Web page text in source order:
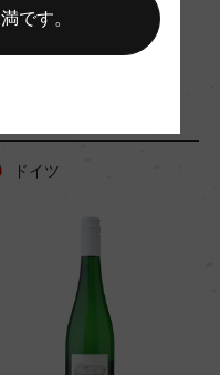
ンレスタンクにて
ドイツ
です。